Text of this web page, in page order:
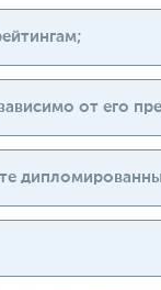
от его